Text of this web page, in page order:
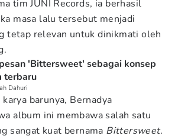
tim JUNI Records, ia berhasil
masa lalu tersebut menjadi
tetap relevan untuk dinikmati oleh
'Bittersweet' sebagai konsep
terbaru
Dahuri
barunya, Bernadya
album ini membawa salah satu
sangat kuat bernama Bittersweet.